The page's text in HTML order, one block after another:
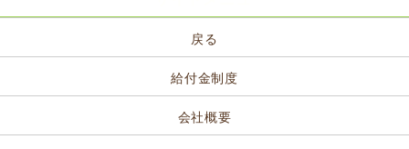
戻る
給付金制度
会社概要